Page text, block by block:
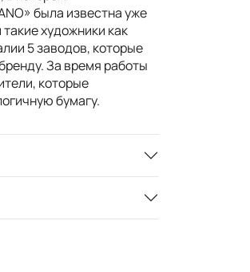
была известна уже
художники как
5 заводов, которые
За время работы
которые
бумагу.